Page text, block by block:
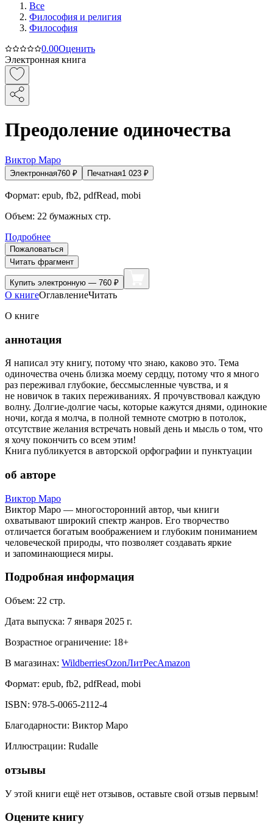
Все
Философия и религия
Философия
0.00Оценить
Электронная книга
Преодоление одиночества
Виктор Маро
Электронная760 ₽ Печатная1 023 ₽
Формат: epub, fb2, pdfRead, mobi
Объем: 22 бумажных стр.
Подробнее
Пожаловаться
Читать фрагмент
Купить электронную — 760 ₽
О книгеОглавлениеЧитать
О книге
аннотация
Я написал эту книгу, потому что знаю, каково это. Тема
одиночества очень близка моему сердцу, потому что я много
раз переживал глубокие, бессмысленные чувства, и я
не новичок в таких переживаниях. Я прочувствовал каждую
волну. Долгие-долгие часы, которые кажутся днями, одинокие
ночи, когда я молча, в полной темноте смотрю в потолок,
отсутствие желания встречать новый день и мысль о том, что
я хочу покончить со всем этим!
Книга публикуется в авторской орфографии и пунктуации
об авторе
Виктор Маро
Виктор Маро — многосторонний автор, чьи книги
охватывают широкий спектр жанров. Его творчество
отличается богатым воображением и глубоким пониманием
человеческой природы, что позволяет создавать яркие
и запоминающиеся миры.
Подробная информация
Объем: 22 стр.
Дата выпуска: 7 января 2025 г.
Возрастное ограничение: 18+
В магазинах: WildberriesOzonЛитРесAmazon
Формат: epub, fb2, pdfRead, mobi
ISBN: 978-5-0065-2112-4
Благодарности: Виктор Маро
Иллюстрации: Rudalle
отзывы
У этой книги ещё нет отзывов, оставьте свой отзыв первым!
Оцените книгу